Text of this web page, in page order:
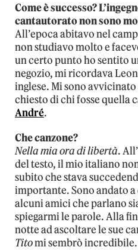
Come è successo?
cantautorato non sono
All’epoca abitavo nel
non studiavo molto e
un certo punto ho sentito
negozio, mi ricordava
inglese. Mi sono avvicinato
chiesto di chi fosse quella
André.
Che canzone?
Nella mia ora di libertà.
del testo, il mio italiano
subito che stava
importante. Sono andato a
alcuni amici che parlano
spiegarmi le parole. Alla
notte ad ascoltare le sue
Titomi sembrò incredibile.